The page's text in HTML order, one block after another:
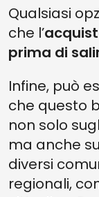
Qualsiasi
che l’
prima di
Infine, può
che questo
non solo
ma anche
diversi
regionali,